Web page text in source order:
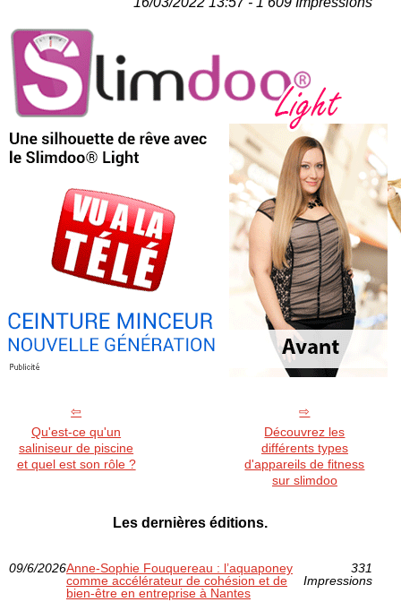
Qu'est-ce qu'un
saliniseur de piscine
et quel est son rôle ?
Découvrez les
différents types
d'appareils de fitness
sur slimdoo
Les dernières éditions.
09/6/2026Anne‑Sophie Fouquereau : l’aquaponey
comme accélérateur de cohésion et de
bien‑être en entreprise à Nantes
331
Impressions